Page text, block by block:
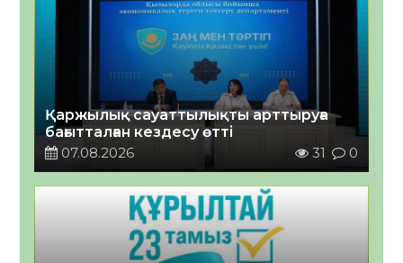
Қаржылық сауаттылықты арттыруға
бағытталған кездесу өтті
07.08.2026
31 0